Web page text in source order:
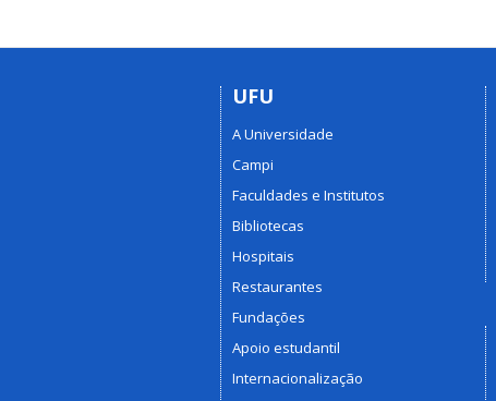
UFU
A Universidade
Campi
Faculdades e Institutos
Bibliotecas
Hospitais
Restaurantes
Fundações
Apoio estudantil
Internacionalização